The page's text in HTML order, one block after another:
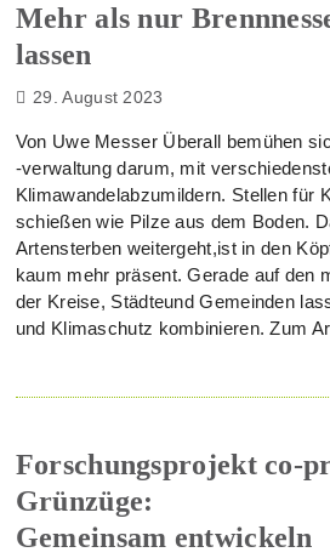
Mehr als nur
lassen
29. August 2023
Von Uwe Messer Überall bemühen
-verwaltung darum, mit
Klimawandelabzumildern. Stellen für
schießen wie Pilze aus dem Boden.
Artensterben weitergeht,ist in den
kaum mehr präsent. Gerade auf den
der Kreise, Städteund Gemeinden
und Klimaschutz kombinieren. Zum
Forschungsprojekt co-
Grünzüge:
Gemeinsam entwickeln